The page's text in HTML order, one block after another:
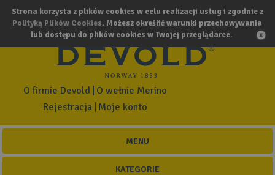
Strona korzysta z plików cookies w celu realizacji usług i zgodnie z
Polityką Plików Cookies. Możesz określić warunki przechowywania
lub dostępu do plików cookies w Twojej przeglądarce.
Rejestracja Moje konto
O firmie Devold O wełnie Merino
MENU
KATEGORIE